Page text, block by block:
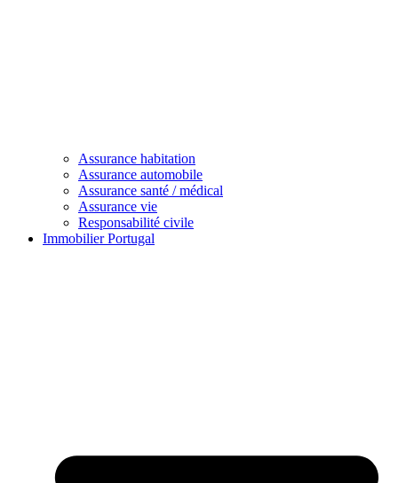
Assurance habitation
Assurance automobile
Assurance santé / médical
Assurance vie
Responsabilité civile
Immobilier Portugal